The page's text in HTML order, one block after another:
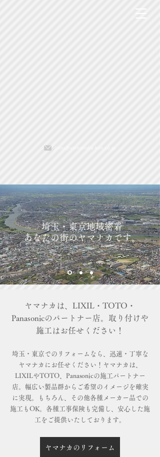
埼玉・東京地域密着
​あなたの街のヤマナカです。
​ヤマナカは、LIXIL・TOTO・
Panasonicのパートナー店。取り付けや
施工はお任せください！​
埼玉・東京でのリフォームなら、迅速・丁寧な
ヤマナカにお任せください！​ヤマナカは、
LIXILやTOTO、Panasonicの施工パートナー
店。幅広い製品群からご希望のイメージを確実
に実現。もちろん、その他各種メーカー品での
施工もOK。各種工事保険も完備し、安心した施
工をご提供いたしております。
ヤマナカのリフォーム